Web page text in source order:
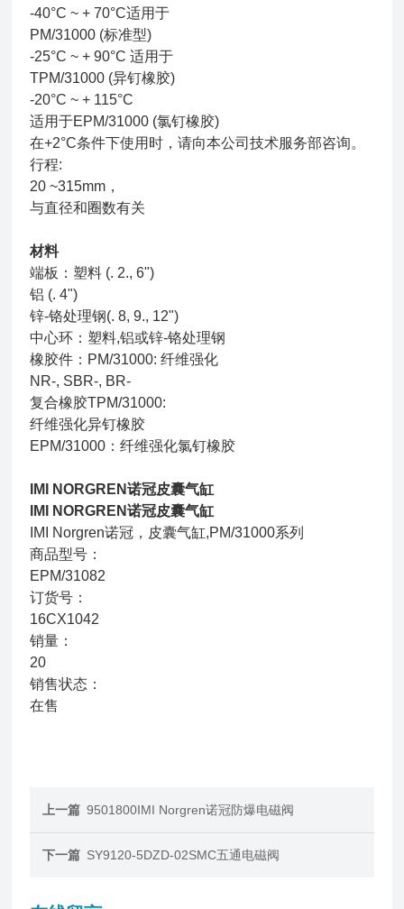
-40°C ~ + 70°C适用于
PM/31000 (标准型)
-25°C ~ + 90°C 适用于
TPM/31000 (异钉橡胶)
-20°C ~ + 115°C
适用于EPM/31000 (氯钉橡胶)
在+2°C条件下使用时，请向本公司技术服务部咨询。
行程:
20 ~315mm，
与直径和圈数有关
材料
端板：塑料 (. 2., 6")
铝 (. 4")
锌-铬处理钢(. 8, 9., 12")
中心环：塑料,铝或锌-铬处理钢
橡胶件：PM/31000: 纤维强化
NR-, SBR-, BR-
复合橡胶TPM/31000:
纤维强化异钉橡胶
EPM/31000：纤维强化氯钉橡胶
IMI NORGREN诺冠皮囊气缸
IMI NORGREN诺冠皮囊气缸
IMI Norgren诺冠，皮囊气缸,PM/31000系列
商品型号：
EPM/31082
订货号：
16CX1042
销量：
20
销售状态：
在售
上一篇 9501800IMI Norgren诺冠防爆电磁阀
下一篇 SY9120-5DZD-02SMC五通电磁阀